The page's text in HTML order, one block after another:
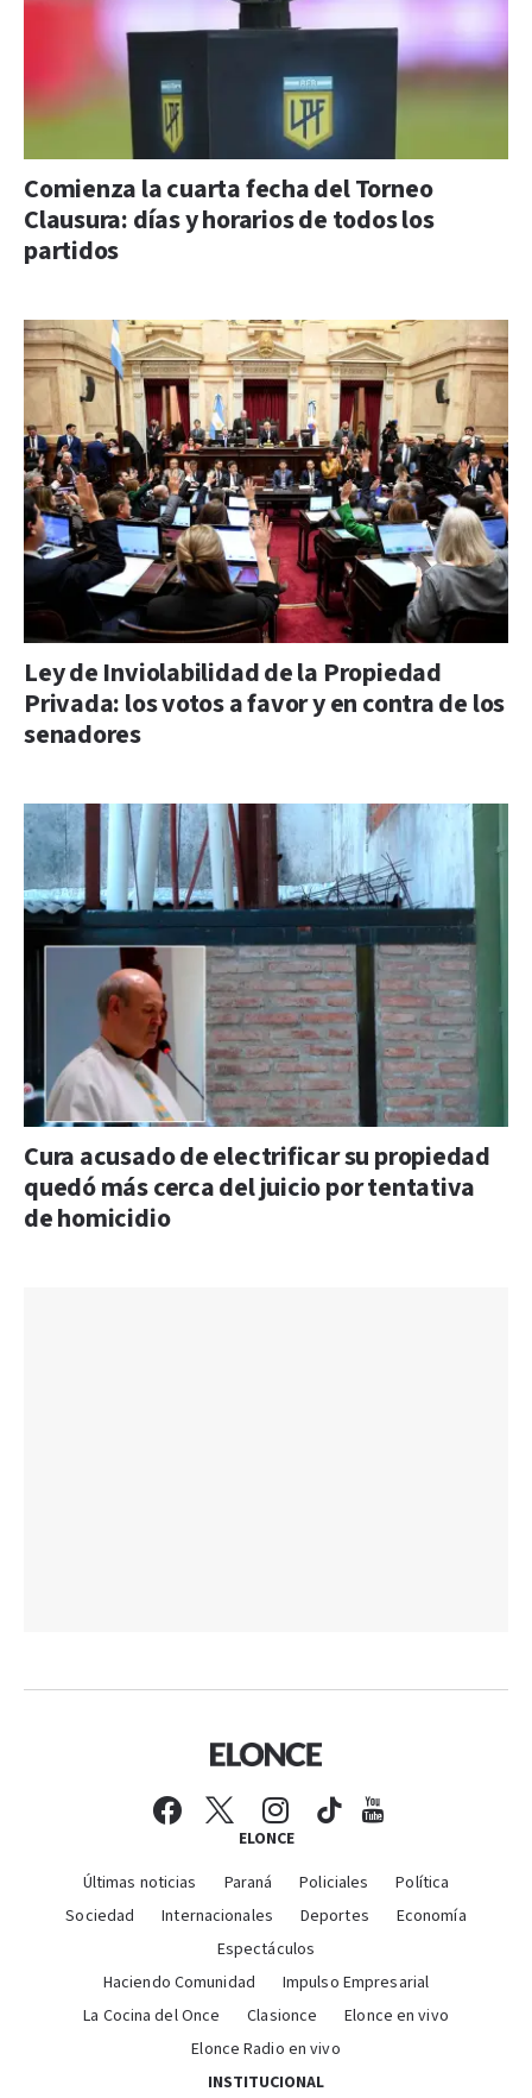
Comienza la cuarta fecha del Torneo
Clausura: días y horarios de todos los
partidos
Ley de Inviolabilidad de la Propiedad
Privada: los votos a favor y en contra de los
senadores
Cura acusado de electrificar su propiedad
quedó más cerca del juicio por tentativa
de homicidio
ELONCE
Últimas noticias Paraná Policiales
Política
Sociedad
Internacionales Deportes
Economía
Espectáculos
Haciendo Comunidad
Impulso Empresarial
La Cocina del Once
Clasionce
Elonce en vivo
Elonce Radio en vivo
INSTITUCIONAL